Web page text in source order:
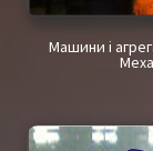
Машини і